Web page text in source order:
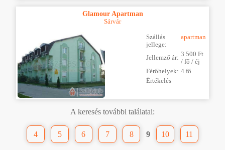
Glamour Apartman
Sárvár
Szállás
jellege:
apartman
Jellemző ár: 3 500 Ft
/ fő / éj
Férőhelyek: 4 fő
Értékelés
A keresés további találatai:
4 5 6 7 8 9 10 11